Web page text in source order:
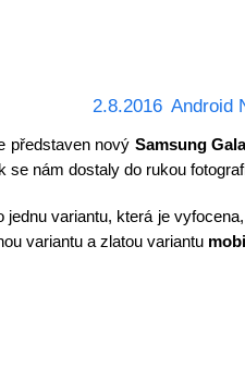
2.8.2016 Android
představen nový Samsung
se nám dostaly do rukou
jednu variantu, která je
variantu a zlatou variantu